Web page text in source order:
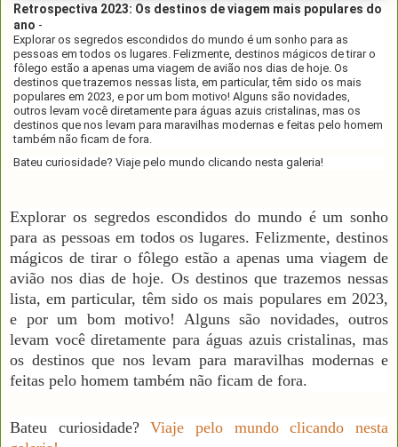
Retrospectiva 2023: Os destinos de viagem mais populares do
ano -
Explorar os segredos escondidos do mundo é um sonho para as
pessoas em todos os lugares. Felizmente, destinos mágicos de tirar o
fôlego estão a apenas uma viagem de avião nos dias de hoje. Os
destinos que trazemos nessas lista, em particular, têm sido os mais
populares em 2023, e por um bom motivo! Alguns são novidades,
outros levam você diretamente para águas azuis cristalinas, mas os
destinos que nos levam para maravilhas modernas e feitas pelo homem
também não ficam de fora.
Bateu curiosidade? Viaje pelo mundo clicando nesta galeria!
Explorar os segredos escondidos do mundo é um sonho
para as pessoas em todos os lugares. Felizmente, destinos
mágicos de tirar o fôlego estão a apenas uma viagem de
avião nos dias de hoje. Os destinos que trazemos nessas
lista, em particular, têm sido os mais populares em 2023,
e por um bom motivo! Alguns são novidades, outros
levam você diretamente para águas azuis cristalinas, mas
os destinos que nos levam para maravilhas modernas e
feitas pelo homem também não ficam de fora.
Bateu curiosidade?Viaje pelo mundo clicando nesta